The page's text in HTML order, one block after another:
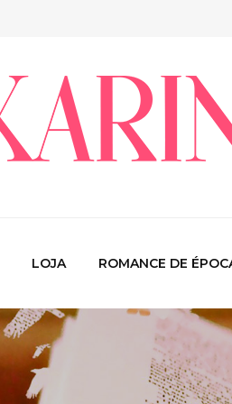
LOJA ROMANCE DE